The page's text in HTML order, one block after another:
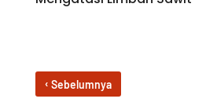
‹ Sebelumnya